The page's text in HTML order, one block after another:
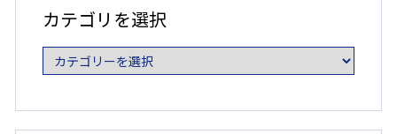
カテゴリを選択
ゴ
リ
を